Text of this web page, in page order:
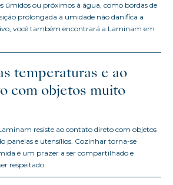
úmidos ou próximos à água, como bordas de
prolongada à umidade não danifica a
você também encontrará a Laminam em
temperaturas e ao
com objetos muito
resiste ao contato direto com objetos
panelas e utensílios. Cozinhar torna-se
é um prazer a ser compartilhado e
respeitado.